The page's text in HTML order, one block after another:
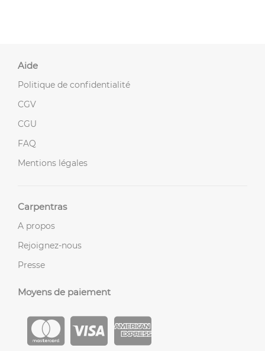
Aide
Politique de confidentialité
CGV
CGU
FAQ
Mentions légales
Carpentras
A propos
Rejoignez-nous
Presse
Moyens de paiement